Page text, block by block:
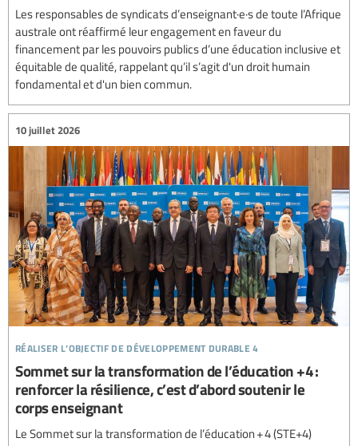
Les responsables de syndicats d’enseignant·e·s de toute l’Afrique
australe ont réaffirmé leur engagement en faveur du
financement par les pouvoirs publics d’une éducation inclusive et
équitable de qualité, rappelant qu’il s’agit d'un droit humain
fondamental et d'un bien commun.
réaliser l’objectif de développement durable 4
10 juillet 2026
Sommet sur la transformation de l’éducation +4 :
renforcer la résilience, c’est d’abord soutenir le
corps enseignant
Le Sommet sur la transformation de l’éducation + 4 (STE+4)